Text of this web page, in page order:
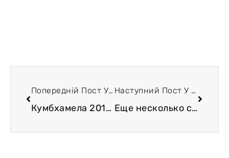
Попередній Пост У Блозі
Кумбхамела 2013 или катарсис по индийски
Наступний Пост У Блозі
Еще несколько слов о Кумбхамеле